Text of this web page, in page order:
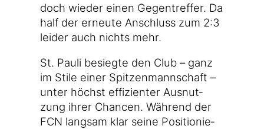
doch wie­der einen Gegen­tref­fer. Da
half der erneu­te Anschluss zum 2:3
lei­der auch nichts mehr.
St. Pau­li besieg­te den Club – ganz
im Sti­le einer Spit­zen­mann­schaft –
unter höchst effi­zi­en­ter Aus­nut­
zung ihrer Chan­cen. Wäh­rend der
FCN lang­sam klar sei­ne Posi­tio­nie­